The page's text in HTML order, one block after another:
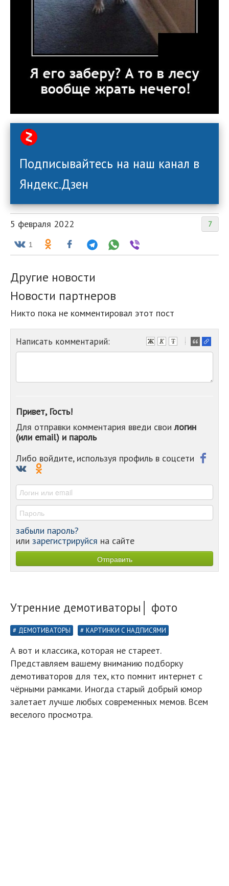
Подписывайтесь на наш канал в
Яндекс.Дзен
7
5 февраля 2022
1
Другие новости
Новости партнеров
Никто пока не комментировал этот пост
Написать комментарий:
-
-
-
-
-
Привет, Гость!
Для отправки комментария введи своилогин
(или email) и пароль
Либо войдите, используя профиль в соцсети
забыли пароль?
или зарегистрируйся на сайте
Утренние демотиваторы│ фото
ДЕМОТИВАТОРЫ КАРТИНКИ С НАДПИСЯМИ
А вот и классика, которая не стареет.
Представляем вашему вниманию подборку
демотиваторов для тех, кто помнит интернет с
чёрными рамками. Иногда старый добрый юмор
залетает лучше любых современных мемов. Всем
веселого просмотра.